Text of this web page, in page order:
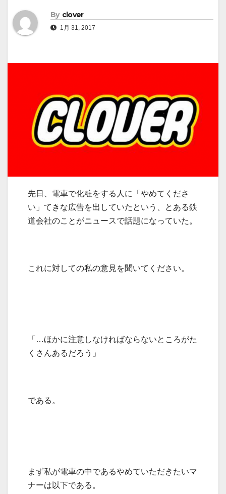
By clover
1月 31, 2017
先日、電車で化粧をする人に「やめてくださ
い」てきな広告を出していたという、とある鉄
道会社のことがニュースで話題になっていた。
これに対しての私の意見を聞いてください。
「…ほかに注意しなければならないところがた
くさんあるだろう」
である。
まず私が電車の中であるやめていただきたいマ
ナーは以下である。